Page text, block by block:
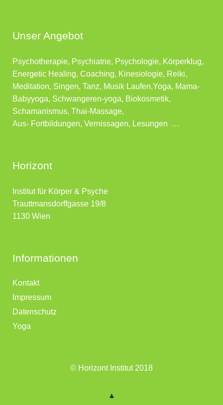
Unser Angebot
Psychotherapie, Psychiatrie, Psychologie, Körperklug,
Energetic Healing, Coaching, Kinesiologie, Reiki,
Meditation, Singen, Tanz, Musik Laufen,Yoga, Mama-
Babyyoga, Schwangeren-yoga, Biokosmetik,
Schamanismus, Thai-Massage,
Aus- Fortbildungen, Vernissagen, Lesungen …
Horizont
Institut für Körper & Psyche
Trauttmansdorffgasse 19/8
1130 Wien
Informationen
Kontakt
Impressum
Datenschutz
Yoga
© Horizont Institut 2018